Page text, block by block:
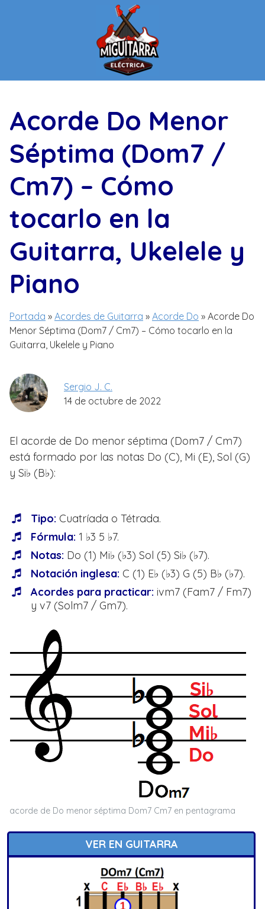
Acorde Do Menor
Séptima (Dom7 /
Cm7) – Cómo
tocarlo en la
Guitarra, Ukelele y
Piano
Portada » Acordes de Guitarra » Acorde Do » Acorde Do
Menor Séptima (Dom7 / Cm7) – Cómo tocarlo en la
Guitarra, Ukelele y Piano
Sergio J. C.
14 de octubre de 2022
El acorde de Do menor séptima (Dom7 / Cm7)
está formado por las notas Do (C), Mi (E), Sol (G)
y Si♭ (B♭):
Tipo: Cuatríada o Tétrada.
Fórmula: 1 ♭3 5 ♭7.
Notas: Do (1) Mi♭ (♭3) Sol (5) Si♭ (♭7).
Notación inglesa: C (1) E♭ (♭3) G (5) B♭ (♭7).
Acordes para practicar: ivm7 (Fam7 / Fm7)
y v7 (Solm7 / Gm7).
acorde de Do menor séptima Dom7 Cm7 en pentagrama
VER EN GUITARRA